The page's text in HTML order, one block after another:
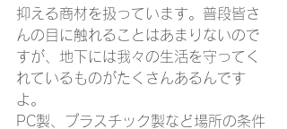
抑える商材を扱っています。普段皆さ
んの目に触れることはあまりないので
すが、地下には我々の生活を守ってく
れているものがたくさんあるんです
よ。
PC製、プラスチック製など場所の条件